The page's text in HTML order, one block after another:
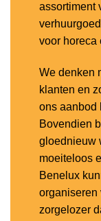
assortiment
voor horeca
We denken
klanten en
ons aanbod
Bovendien
gloednieuw
moeiteloos
Benelux
organiseren
zorgelozer